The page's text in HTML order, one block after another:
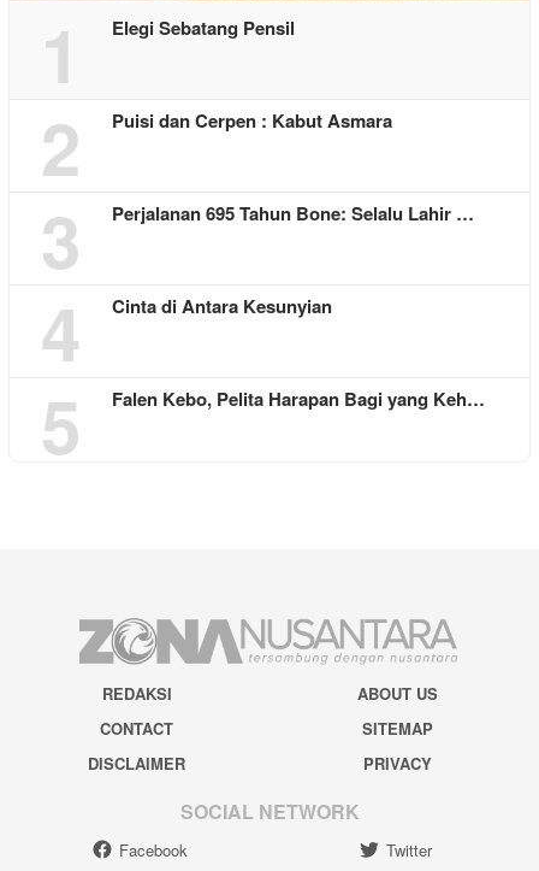
1 Elegi Sebatang Pensil
2 Puisi dan Cerpen : Kabut Asmara
3 Perjalanan 695 Tahun Bone: Selalu Lahir …
4 Cinta di Antara Kesunyian
5 Falen Kebo, Pelita Harapan Bagi yang Keh…
REDAKSI
ABOUT US
CONTACT
SITEMAP
DISCLAIMER
PRIVACY
SOCIAL NETWORK
Facebook Twitter